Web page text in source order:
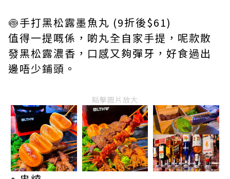
🍥手打黑松露墨魚丸 (9折後$61)
值得一提嘅係，啲丸全自家手提，呢款散
發黑松露濃香，口感又夠彈牙，好食過出
邊唔少鋪頭。
點擊圖片放大